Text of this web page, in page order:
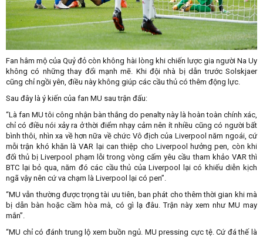
Fan hâm mộ của Quỷ đỏ còn không hài lòng khi chiến lược gia người Na Uy
không có những thay đổi mạnh mẽ. Khi đội nhà bị dẫn trước Solskjaer
cũng chỉ ngồi yên, điều này không giúp các cầu thủ có thêm động lực.
Sau đây là ý kiến của fan MU sau trận đấu:
“Là fan MU tôi công nhận bàn thắng do penalty này là hoàn toàn chính xác,
chỉ có điều nói xảy ra ở thời điểm nhạy cảm nên ít nhiều cũng có người bất
bình thôi, nhìn xa về hơn nữa về chức Vô địch của Liverpool năm ngoái, cứ
mỗi trận khó khăn là VAR lại can thiệp cho Liverpool hưởng pen, còn khi
đối thủ bị Liverpool phạm lỗi trong vòng cấm yêu cầu tham khảo VAR thì
BTC lại bỏ qua, năm đó các cầu thủ của Liverpool lại có khiếu diễn kịch
ngã vậy nên cứ va chạm là Liverpool lại có pen”.
“MU vẫn thường được trọng tài ưu tiên, ban phát cho thêm thời gian khi mà
bị dẫn bàn hoặc cầm hòa mà, có gì lạ đâu. Trận này xem như MU may
mắn”.
“MU chỉ có đánh trung lộ xem buồn ngủ. MU pressing cực tệ. Cứ đá thế là